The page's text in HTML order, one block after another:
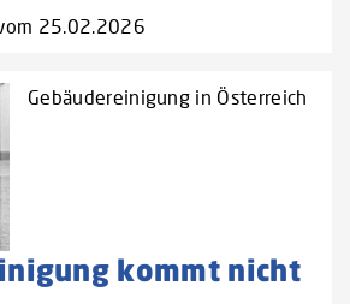
25.02.2026
Gebäudereinigung in Österreich
kommt nicht